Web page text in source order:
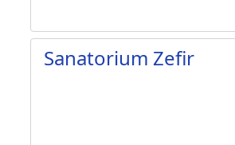
Sanatorium Zefir